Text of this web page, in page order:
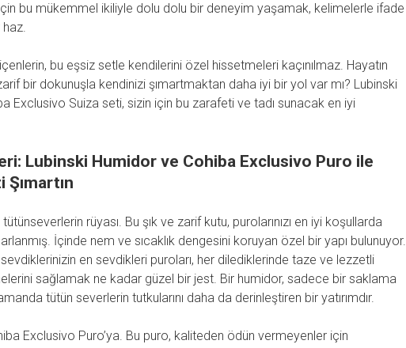
bu mükemmel ikiliyle dolu dolu bir deneyim yaşamak, kelimelerle ifade
bu eşsiz setle kendilerini özel hissetmeleri kaçınılmaz. Hayatın
zarif bir dokunuşla kendinizi şımartmaktan daha iyi bir yol var mı? Lubinski
Exclusivo Suiza seti, sizin için bu zarafeti ve tadı sunacak en iyi
Lubinski Humidor ve Cohiba Exclusivo Puro ile
rüyası. Bu şık ve zarif kutu, purolarınızı en iyi koşullarda
İçinde nem ve sıcaklık dengesini koruyan özel bir yapı bulunuyor.
en sevdikleri puroları, her dilediklerinde taze ve lezzetli
sağlamak ne kadar güzel bir jest. Bir humidor, sadece bir saklama
tütün severlerin tutkularını daha da derinleştiren bir yatırımdır.
Exclusivo Puro’ya. Bu puro, kaliteden ödün vermeyenler için